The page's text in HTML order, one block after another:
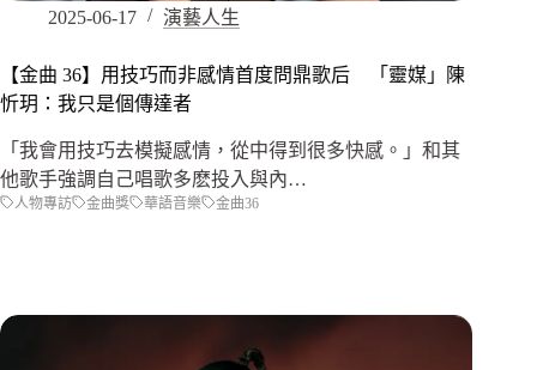
2025-06-17 演藝人生
【金曲 36】用技巧而非感情首度問鼎歌后 「靈媒」陳
忻玥：我只是個傳達者
「我會用技巧去模擬感情，從中得到很多快感。」和其
他歌手強調自己唱歌多麽投入與內…
人物專訪 金曲獎 華語音樂 金曲36